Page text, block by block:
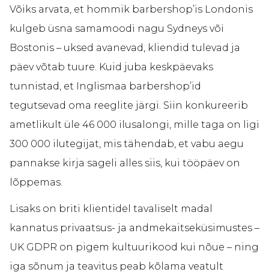
Võiks arvata, et hommik barbershop’is Londonis
kulgeb üsna samamoodi nagu Sydneys või
Bostonis – uksed avanevad, kliendid tulevad ja
päev võtab tuure. Kuid juba keskpäevaks
tunnistad, et Inglismaa barbershop’id
tegutsevad oma reeglite järgi. Siin konkureerib
ametlikult üle 46 000 ilusalongi, mille taga on ligi
300 000 ilutegijat, mis tähendab, et vabu aegu
pannakse kirja sageli alles siis, kui tööpäev on
lõppemas.
Lisaks on briti klientidel tavaliselt madal
kannatus privaatsus- ja andmekaitseküsimustes –
UK GDPR on pigem kultuurikood kui nõue – ning
iga sõnum ja teavitus peab kõlama veatult